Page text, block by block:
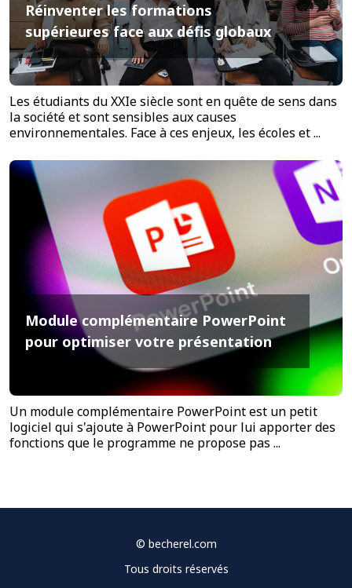
Réinventer les formations
supérieures face aux défis globaux
Les étudiants du XXIe siècle sont en quête de sens dans
la société et sont sensibles aux causes
environnementales. Face à ces enjeux, les écoles et ...
Module complémentaire PowerPoint
pour optimiser votre présentation
Un module complémentaire PowerPoint est un petit
logiciel qui s'ajoute à PowerPoint pour lui apporter des
fonctions que le programme ne propose pas ...
© becherel.com
Tous droits réservés